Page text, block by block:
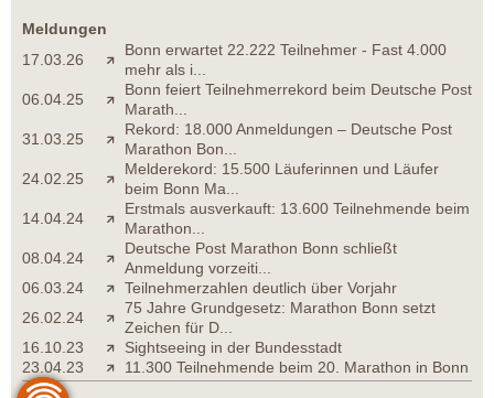
Meldungen
17.03.26
Bonn erwartet 22.222 Teilnehmer - Fast 4.000
mehr als i...
06.04.25
Bonn feiert Teilnehmerrekord beim Deutsche Post
Marath...
31.03.25
Rekord: 18.000 Anmeldungen – Deutsche Post
Marathon Bon...
24.02.25
Melderekord: 15.500 Läuferinnen und Läufer
beim Bonn Ma...
14.04.24
Erstmals ausverkauft: 13.600 Teilnehmende beim
Marathon...
08.04.24
Deutsche Post Marathon Bonn schließt
Anmeldung vorzeiti...
06.03.24
Teilnehmerzahlen deutlich über Vorjahr
26.02.24
75 Jahre Grundgesetz: Marathon Bonn setzt
Zeichen für D...
16.10.23
Sightseeing in der Bundesstadt
23.04.23
11.300 Teilnehmende beim 20. Marathon in Bonn